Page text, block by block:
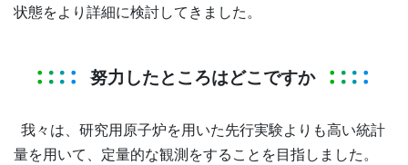
状態をより詳細に検討してきました。
努力したところはどこですか
我々は、研究用原子炉を用いた先行実験よりも高い統計
量を用いて、定量的な観測をすることを目指しました。